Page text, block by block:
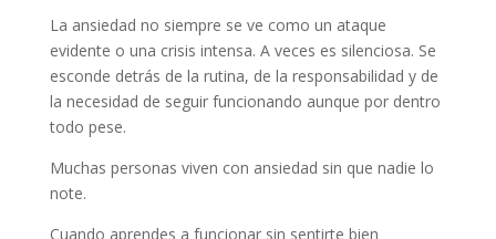
La ansiedad no siempre se ve como un ataque
evidente o una crisis intensa. A veces es silenciosa. Se
esconde detrás de la rutina, de la responsabilidad y de
la necesidad de seguir funcionando aunque por dentro
todo pese.
Muchas personas viven con ansiedad sin que nadie lo
note.
Cuando aprendes a funcionar sin sentirte bien